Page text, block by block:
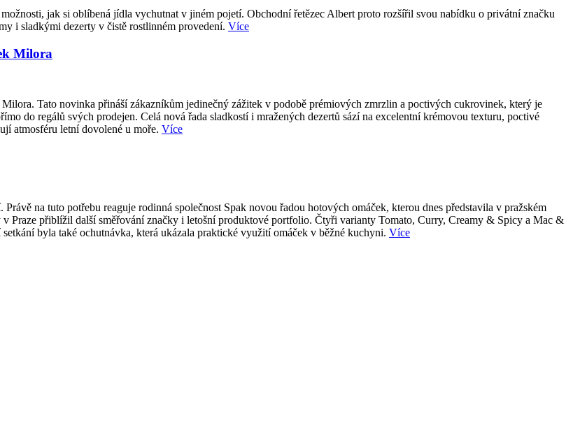
jak si oblíbená jídla vychutnat v jiném pojetí. Obchodní řetězec Albert proto rozšířil svou nabídku o privátní značku
i sladkými dezerty v čistě rostlinném provedení. Více
Milora
Tato novinka přináší zákazníkům jedinečný zážitek v podobě prémiových zmrzlin a poctivých cukrovinek, který je
do regálů svých prodejen. Celá nová řada sladkostí i mražených dezertů sází na excelentní krémovou texturu, poctivé
atmosféru letní dovolené u moře. Více
na tuto potřebu reaguje rodinná společnost Spak novou řadou hotových omáček, kterou dnes představila v pražském
Praze přiblížil další směřování značky i letošní produktové portfolio. Čtyři varianty Tomato, Curry, Creamy & Spicy a Mac &
byla také ochutnávka, která ukázala praktické využití omáček v běžné kuchyni. Více